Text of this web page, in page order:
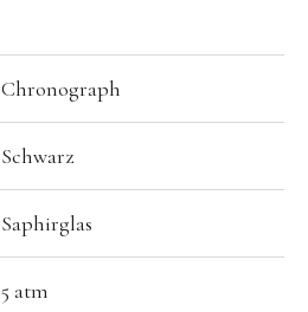
Chronograph
Schwarz
Saphirglas
5 atm